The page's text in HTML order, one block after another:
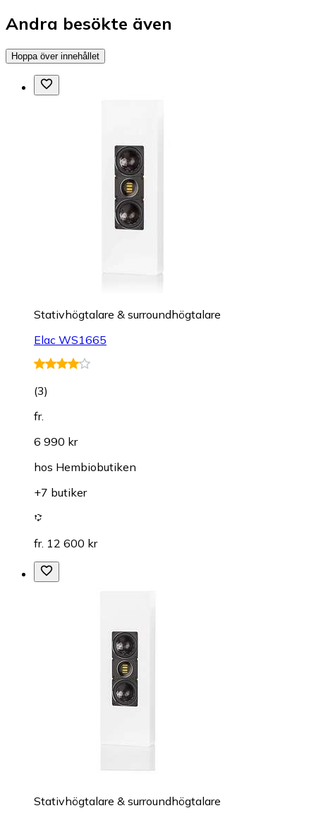
Andra besökte även
Hoppa över innehållet
Stativhögtalare & surroundhögtalare
Elac WS1665
(3)
fr.
6 990 kr
hos Hembiobutiken
+7 butiker
fr. 12 600 kr
Stativhögtalare & surroundhögtalare